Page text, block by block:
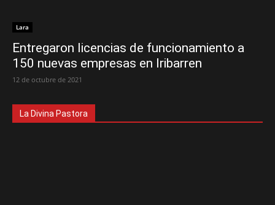
Lara
Entregaron licencias de funcionamiento a
150 nuevas empresas en Iribarren
12 de octubre de 2021
La Divina Pastora